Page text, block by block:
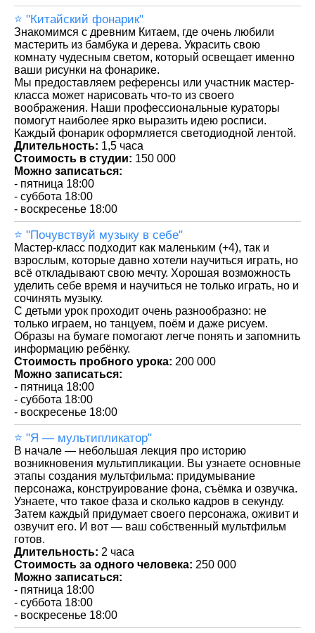
⭐️ "Китайский фонарик"
Знакомимся с древним Китаем, где очень любили
мастерить из бамбука и дерева. Украсить свою
комнату чудесным светом, который освещает именно
ваши рисунки на фонарике.
Мы предоставляем референсы или участник мастер-
класса может нарисовать что-то из своего
воображения. Наши профессиональные кураторы
помогут наиболее ярко выразить идею росписи.
Каждый фонарик оформляется светодиодной лентой.
Длительность: 1,5 часа
Стоимость в студии: 150 000
Можно записаться:
- пятница 18:00
- суббота 18:00
- воскресенье 18:00
⭐️ "Почувствуй музыку в себе"
Мастер-класс подходит как маленьким (+4), так и
взрослым, которые давно хотели научиться играть, но
всё откладывают свою мечту. Хорошая возможность
уделить себе время и научиться не только играть, но и
сочинять музыку.
С детьми урок проходит очень разнообразно: не
только играем, но танцуем, поём и даже рисуем.
Образы на бумаге помогают легче понять и запомнить
информацию ребёнку.
Стоимость пробного урока: 200 000
Можно записаться:
- пятница 18:00
- суббота 18:00
- воскресенье 18:00
⭐️ "Я — мультипликатор"
В начале — небольшая лекция про историю
возникновения мультипликации. Вы узнаете основные
этапы создания мультфильма: придумывание
персонажа, конструирование фона, съёмка и озвучка.
Узнаете, что такое фаза и сколько кадров в секунду.
Затем каждый придумает своего персонажа, оживит и
озвучит его. И вот — ваш собственный мультфильм
готов.
Длительность: 2 часа
Стоимость за одного человека: 250 000
Можно записаться:
- пятница 18:00
- суббота 18:00
- воскресенье 18:00